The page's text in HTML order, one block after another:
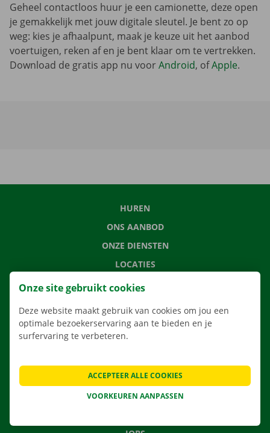
Geheel contactloos huur je een camionette, deze open
je gemakkelijk met jouw digitale sleutel. Je bent zo op
weg: kies je afhaalpunt, maak je keuze uit het aanbod
voertuigen, reken af en je bent klaar om te vertrekken.
Download de gratis app nu voorAndroid, ofApple.
HUREN
ONS AANBOD
ONZE DIENSTEN
LOCATIES
APP
VEELGESTELDE VRAGEN
NIEUWS
Onze site gebruikt cookies
Deze website maakt gebruik van cookies om jou een
optimale bezoekerservaring aan te bieden en je
surfervaring te verbeteren.
VOORKEUREN AANPASSEN
ACCEPTEER ALLE COOKIES